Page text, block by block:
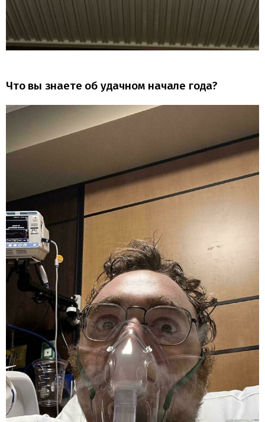
Что вы знаете об удачном начале года?